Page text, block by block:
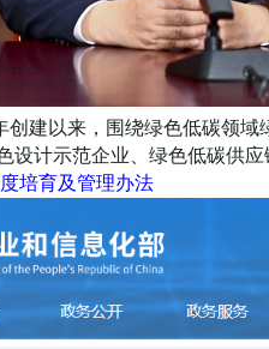
创建以来，围绕绿色低碳领域
设计示范企业、绿色低碳供
培育及管理办法